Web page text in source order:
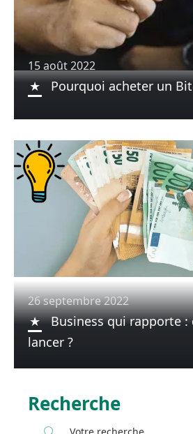
15 août 2022
Pourquoi acheter un
26 septembre 2022
Business qui rapporte :
lancer ?
Recherche